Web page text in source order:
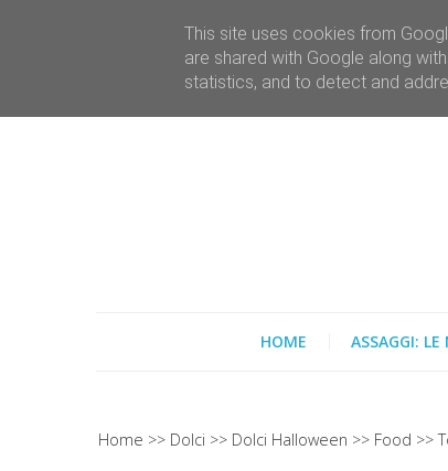
HOME ASSAGGI:
Home Dolci Dolci Halloween Food
This site uses cookies from
are shared with Google along
statistics, and to detect and